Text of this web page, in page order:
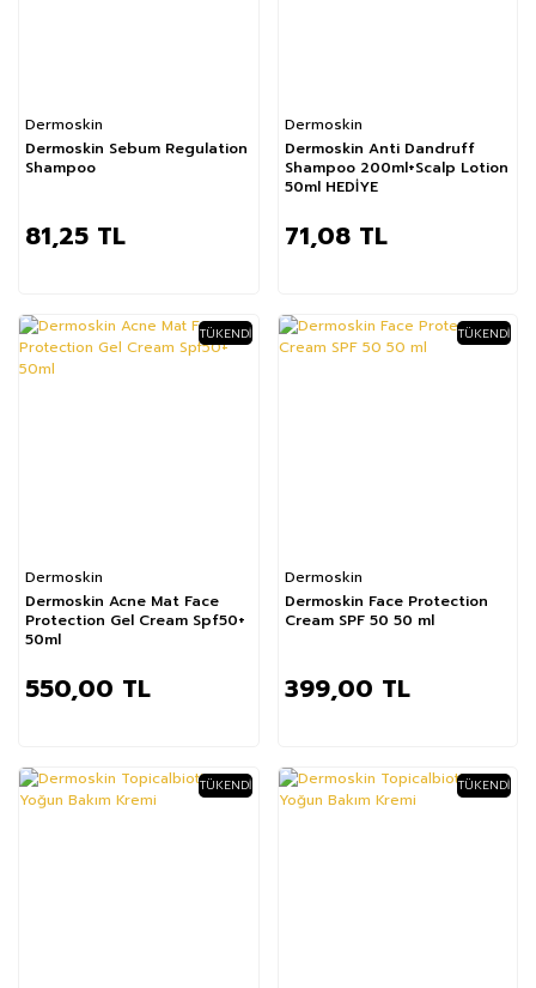
Dermoskin
Dermoskin Sebum Regulation
Shampoo
81,25 TL
Dermoskin
Dermoskin Anti Dandruff
Shampoo 200ml+Scalp Lotion
50ml HEDİYE
71,08 TL
TÜKENDI
Dermoskin
Dermoskin Acne Mat Face
Protection Gel Cream Spf50+
50ml
550,00 TL
TÜKENDI
Dermoskin
Dermoskin Face Protection
Cream SPF 50 50 ml
399,00 TL
TÜKENDI TÜKENDI